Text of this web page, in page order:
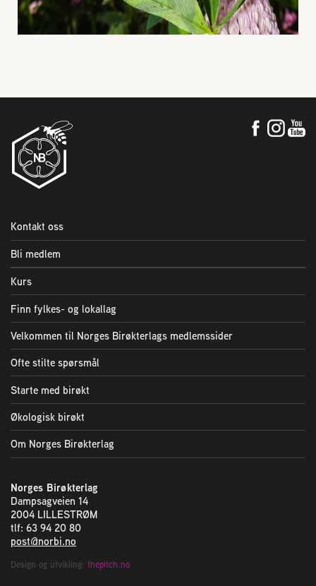
Kontakt oss
Bli medlem
Kurs
Finn fylkes- og lokallag
Velkommen til Norges Birøkterlags medlemssider
Ofte stilte spørsmål
Starte med birøkt
Økologisk birøkt
Om Norges Birøkterlag
Norges Birøkterlag
Dampsagveien 14
2004 LILLESTRØM
tlf: 63 94 20 80
post@norbi.no
Design og utvikling: thepitch.no